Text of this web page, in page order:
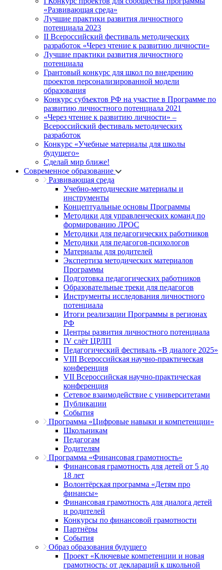
«Развивающая среда»
Лучшие практики развития личностного
потенциала 2023
II Всероссийский фестиваль методических
разработок «Через чтение к развитию личности»
Лучшие практики развития личностного
потенциала
Грантовый конкурс для школ по внедрению
проектов персонализированной модели
образования
Конкурс субъектов РФ на участие в Программе по
развитию личностного потенциала 2021
«Через чтение к развитию личности» –
Всероссийский фестиваль методических
разработок
Конкурс «Учебные материалы для школы
будущего»
Сделай мир ближе!
Современное образование
Развивающая среда
Учебно-методические материалы и
инструменты
Концептуальные основы Программы
Методики для управленческих команд по
формированию ЛРОС
Методики для педагогических работников
Методики для педагогов-психологов
Материалы для родителей
Экспертиза методических материалов
Программы
Подготовка педагогических работников
Образовательные треки для педагогов
Инструменты исследования личностного
потенциала
Итоги реализации Программы в регионах
РФ
Центры развития личностного потенциала
IV слёт ЦРЛП
Педагогический фестиваль «В диалоге 2025»
VIII Всероссийская научно-практическая
конференция
VII Всероссийская научно-практическая
конференция
Сетевое взаимодействие с университетами
Публикации
События
Программа «Цифровые навыки и компетенции»
Школьникам
Педагогам
Родителям
Программа «Финансовая грамотность»
Финансовая грамотность для детей от 5 до
18 лет
Волонтёрская программа «Детям про
финансы»
Финансовая грамотность для диалога детей
и родителей
Конкурсы по финансовой грамотности
Партнёры
События
Образ образования будущего
Проект «Ключевые компетенции и новая
грамотность: от деклараций к школьной